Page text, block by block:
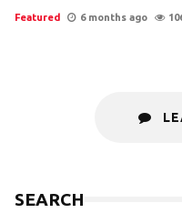
Featured 6 months ago
SEARCH